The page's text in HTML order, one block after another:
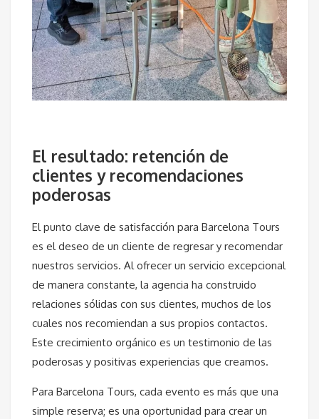
El resultado: retención de
clientes y recomendaciones
poderosas
El punto clave de satisfacción para Barcelona Tours
es el deseo de un cliente de regresar y recomendar
nuestros servicios. Al ofrecer un servicio excepcional
de manera constante, la agencia ha construido
relaciones sólidas con sus clientes, muchos de los
cuales nos recomiendan a sus propios contactos.
Este crecimiento orgánico es un testimonio de las
poderosas y positivas experiencias que creamos.
Para Barcelona Tours, cada evento es más que una
simple reserva; es una oportunidad para crear un